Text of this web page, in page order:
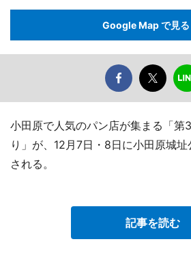
Google Map で見る
小田原で人気のパン店が集まる「第
り」が、12月7日・8日に小田原城
される。
記事を読む